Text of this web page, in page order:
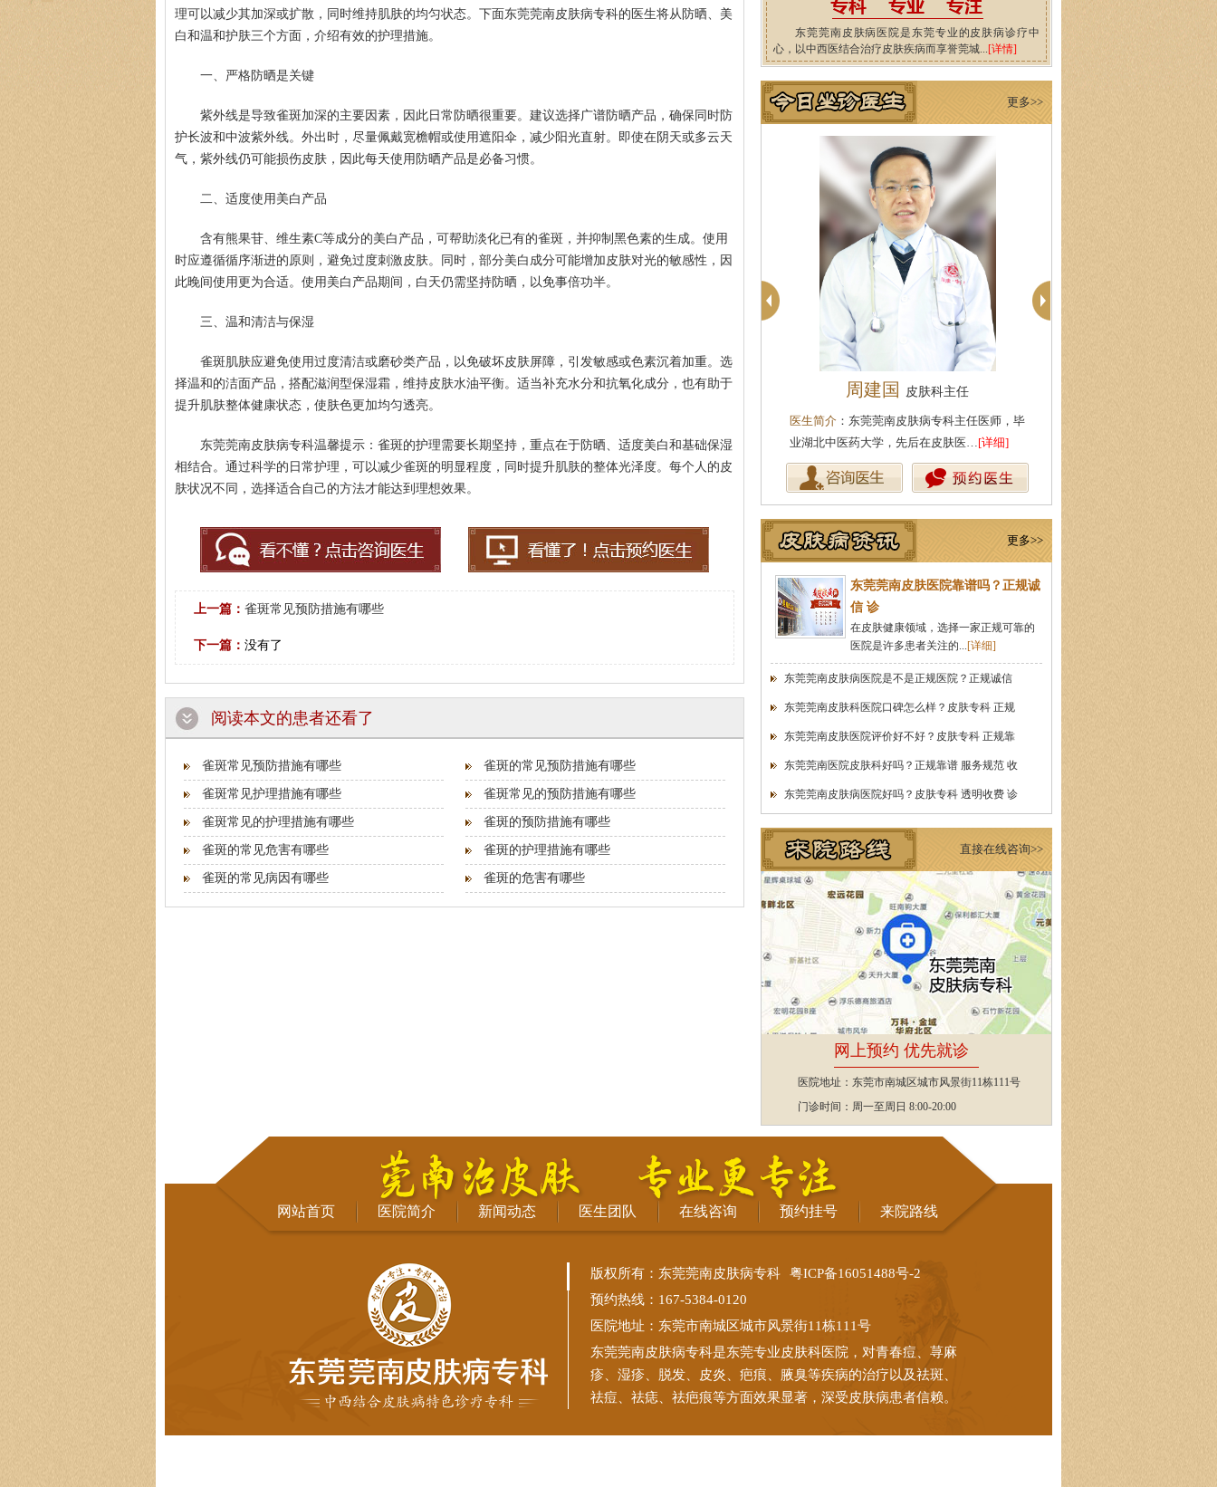
理可以减少其加深或扩散，同时维持肌肤的均匀状态。下面东莞莞南皮肤病专科的医生将从防晒、美
白和温和护肤三个方面，介绍有效的护理措施。
一、严格防晒是关键
紫外线是导致雀斑加深的主要因素，因此日常防晒很重要。建议选择广谱防晒产品，确保同时防
护长波和中波紫外线。外出时，尽量佩戴宽檐帽或使用遮阳伞，减少阳光直射。即使在阴天或多云天
气，紫外线仍可能损伤皮肤，因此每天使用防晒产品是必备习惯。
二、适度使用美白产品
含有熊果苷、维生素C等成分的美白产品，可帮助淡化已有的雀斑，并抑制黑色素的生成。使用
时应遵循循序渐进的原则，避免过度刺激皮肤。同时，部分美白成分可能增加皮肤对光的敏感性，因
此晚间使用更为合适。使用美白产品期间，白天仍需坚持防晒，以免事倍功半。
三、温和清洁与保湿
雀斑肌肤应避免使用过度清洁或磨砂类产品，以免破坏皮肤屏障，引发敏感或色素沉着加重。选
择温和的洁面产品，搭配滋润型保湿霜，维持皮肤水油平衡。适当补充水分和抗氧化成分，也有助于
提升肌肤整体健康状态，使肤色更加均匀透亮。
东莞莞南皮肤病专科温馨提示：雀斑的护理需要长期坚持，重点在于防晒、适度美白和基础保湿
相结合。通过科学的日常护理，可以减少雀斑的明显程度，同时提升肌肤的整体光泽度。每个人的皮
肤状况不同，选择适合自己的方法才能达到理想效果。
上一篇： 雀斑常见预防措施有哪些
下一篇： 没有了
阅读本文的患者还看了
雀斑常见预防措施有哪些 雀斑的常见预防措施有哪些
雀斑常见护理措施有哪些 雀斑常见的预防措施有哪些
雀斑常见的护理措施有哪些 雀斑的预防措施有哪些
雀斑的常见危害有哪些 雀斑的护理措施有哪些
雀斑的常见病因有哪些 雀斑的危害有哪些
东莞莞南皮肤病医院是东莞专业的皮肤病诊疗中
心，以中西医结合治疗皮肤疾病而享誉莞城...[详情]
更多>>
皮肤科主任
坚持中医理论与实践相结合治疗皮…[详细]
柯仙花 皮肤科主任
从事皮肤病临床诊疗工作多年，在…[详细]
周建国 皮肤科主任
业湖北中医药大学，先后在皮肤医…[详细]
殷芳 皮肤科主任
医生简介 ：从事皮肤病临床工作近十年，始终
坚持中医理论与实践相结合治疗皮…[详细]
更多>>
东莞莞南皮肤医院靠谱吗？正规诚
信 诊
在皮肤健康领域，选择一家正规可靠的
医院是许多患者关注的...[详细]
东莞莞南皮肤病医院是不是正规医院？正规诚信
东莞莞南皮肤科医院口碑怎么样？皮肤专科 正规
东莞莞南皮肤医院评价好不好？皮肤专科 正规靠
东莞莞南医院皮肤科好吗？正规靠谱 服务规范 收
东莞莞南皮肤病医院好吗？皮肤专科 透明收费 诊
直接在线咨询>>
网上预约 优先就诊
医院地址：东莞市南城区城市风景街11栋111号
门诊时间：周一至周日 8:00-20:00
网站首页 医院简介 新闻动态 医生团队 在线咨询 预约挂号 来院路线
版权所有：东莞莞南皮肤病专科
粤ICP备16051488号-2
预约热线：167-5384-0120
医院地址：东莞市南城区城市风景街11栋111号
东莞莞南皮肤病专科是东莞专业皮肤科医院，对青春痘、荨麻
疹、湿疹、脱发、皮炎、疤痕、腋臭等疾病的治疗以及祛斑、
祛痘、祛痣、祛疤痕等方面效果显著，深受皮肤病患者信赖。